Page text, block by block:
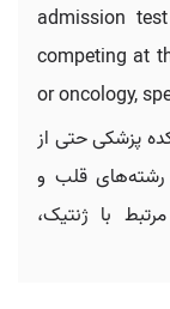
admission
competing at
or oncology,
پزشکی حتی از
رشته‌های قلب و
با ژنتیک،